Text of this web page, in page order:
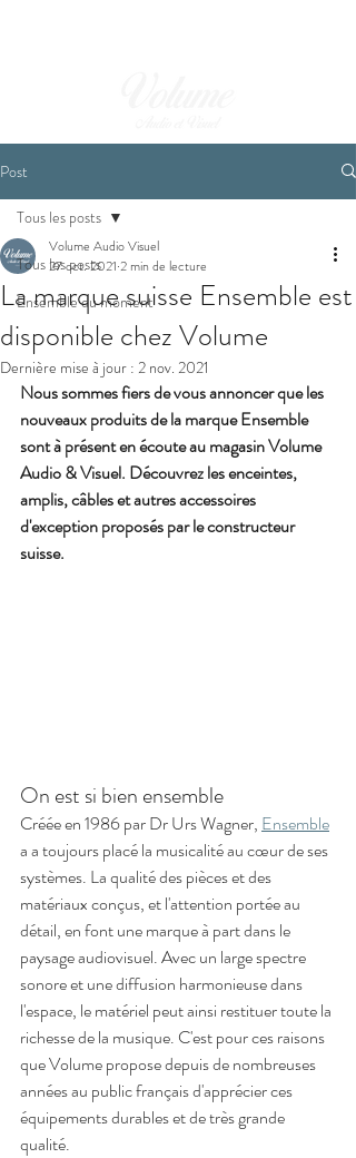
Post
Tous les posts
Ensemble du moment
Tous les posts
La marque suisse Ensemble est
disponible chez Volume
Volume Audio Visuel
27 oct. 2021 2 min de lecture
Dernière mise à jour : 2 nov. 2021
Nous sommes fiers de vous annoncer que les
nouveaux produits de la marque Ensemble
sont à présent en écoute au magasin Volume
Audio & Visuel. Découvrez les enceintes,
amplis, câbles et autres accessoires
d'exception proposés par le constructeur
suisse.
On est si bien ensemble
Créée en 1986 par Dr Urs Wagner, Ensemble
a a toujours placé la musicalité au cœur de ses
systèmes. La qualité des pièces et des
matériaux conçus, et l'attention portée au
détail, en font une marque à part dans le
paysage audiovisuel. Avec un large spectre
sonore et une diffusion harmonieuse dans
l'espace, le matériel peut ainsi restituer toute la
richesse de la musique. C'est pour ces raisons
que Volume propose depuis de nombreuses
années au public français d'apprécier ces
équipements durables et de très grande
qualité.